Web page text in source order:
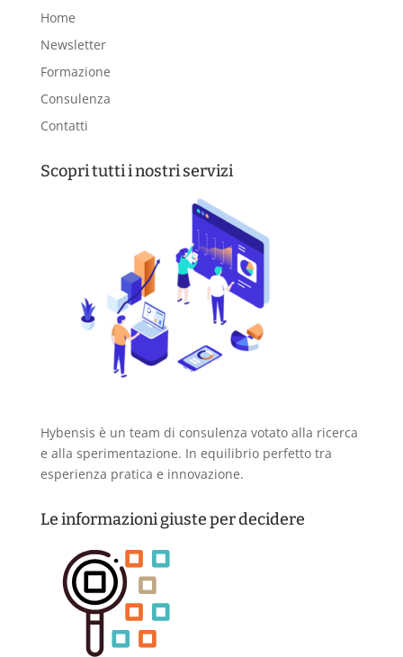
Home
Newsletter
Formazione
Consulenza
Contatti
Scopri tutti i nostri servizi
Hybensis è un team di consulenza votato alla ricerca
e alla sperimentazione. In equilibrio perfetto tra
esperienza pratica e innovazione.
Le informazioni giuste per decidere